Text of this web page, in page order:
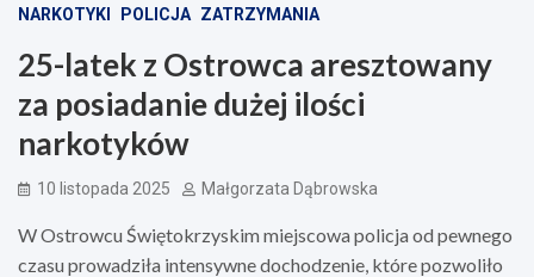
NARKOTYKI POLICJA ZATRZYMANIA
25-latek z Ostrowca aresztowany
za posiadanie dużej ilości
narkotyków
10 listopada 2025 Małgorzata Dąbrowska
W Ostrowcu Świętokrzyskim miejscowa policja od pewnego
czasu prowadziła intensywne dochodzenie, które pozwoliło